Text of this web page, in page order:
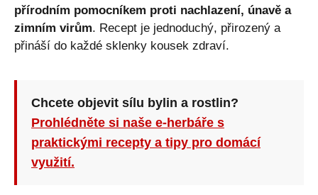
přírodním pomocníkem proti nachlazení, únavě a
zimním virům. Recept je jednoduchý, přirozený a
přináší do každé sklenky kousek zdraví.
Chcete objevit sílu bylin a rostlin?
Prohlédněte si naše e-herbáře s
praktickými recepty a tipy pro domácí
využití.